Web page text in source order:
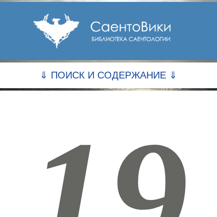
⇓ ПОИСК И СОДЕРЖАНИЕ ⇓